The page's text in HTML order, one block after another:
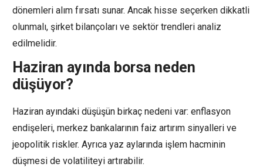
dönemleri alım fırsatı sunar. Ancak hisse seçerken dikkatli
olunmalı, şirket bilançoları ve sektör trendleri analiz
edilmelidir.
Haziran ayında borsa neden
düşüyor?
Haziran ayındaki düşüşün birkaç nedeni var: enflasyon
endişeleri, merkez bankalarının faiz artırım sinyalleri ve
jeopolitik riskler. Ayrıca yaz aylarında işlem hacminin
düşmesi de volatiliteyi artırabilir.